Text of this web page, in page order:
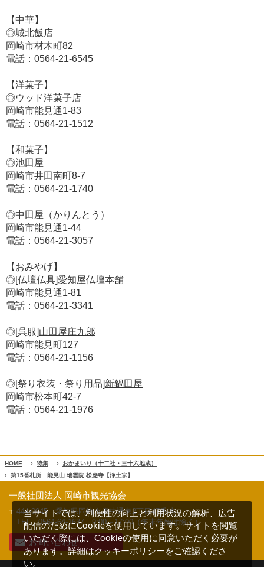
【中華】
◎城北飯店
岡崎市材木町82
電話：0564-21-6545
【洋菓子】
◎ウッド洋菓子店
岡崎市能見通1-83
電話：0564-21-1512
【和菓子】
◎池田屋
岡崎市井田南町8-7
電話：0564-21-1740
◎中田屋（かりんとう）
岡崎市能見通1-44
電話：0564-21-3057
【おみやげ】
◎[仏壇仏具]愛知屋仏壇本舗
岡崎市能見通1-81
電話：0564-21-3341
◎[呉服]山田屋庄九郎
岡崎市能見町127
電話：0564-21-1156
◎[祭り衣装・祭り用品]新鍋田屋
岡崎市松本町42-7
電話：0564-21-1976
HOME 特集
おかまいり（十二社・三十六地蔵）
第15番札所 能見山 瑞雲院 松應寺【浄土宗】
一般社団法人 岡崎市観光協会
〒444-0045 愛知県岡崎市康生通東2丁目47番地
TEL 0564-64-16379:00～17:00（年末年始は除く）
お問い合わせ
当サイトでは、利便性の向上と利用状況の解析、広告
配信のためにCookieを使用しています。サイトを閲覧
いただく際には、Cookieの使用に同意いただく必要が
あります。詳細はクッキーポリシー をご確認くださ
い。